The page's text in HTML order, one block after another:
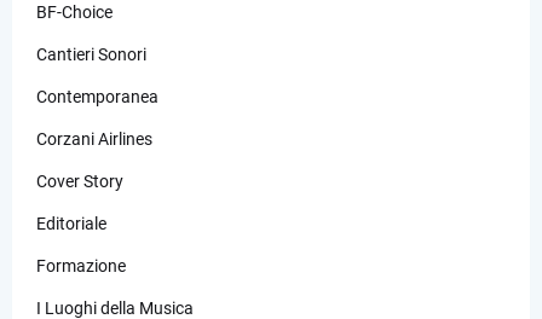
BF-Choice
Cantieri Sonori
Contemporanea
Corzani Airlines
Cover Story
Editoriale
Formazione
I Luoghi della Musica